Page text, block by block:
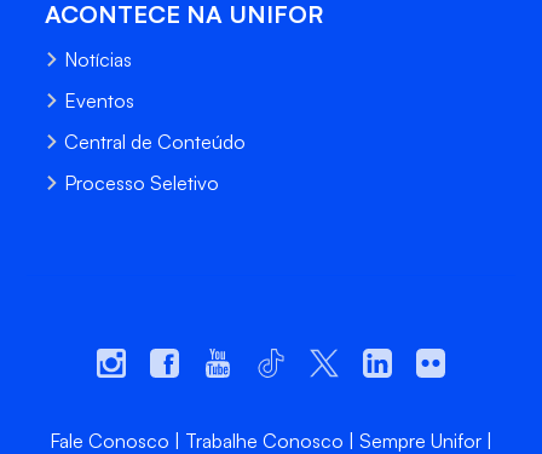
ACONTECE NA UNIFOR
Notícias
Eventos
Central de Conteúdo
Processo Seletivo
Fale Conosco Trabalhe Conosco
Sempre Unifor